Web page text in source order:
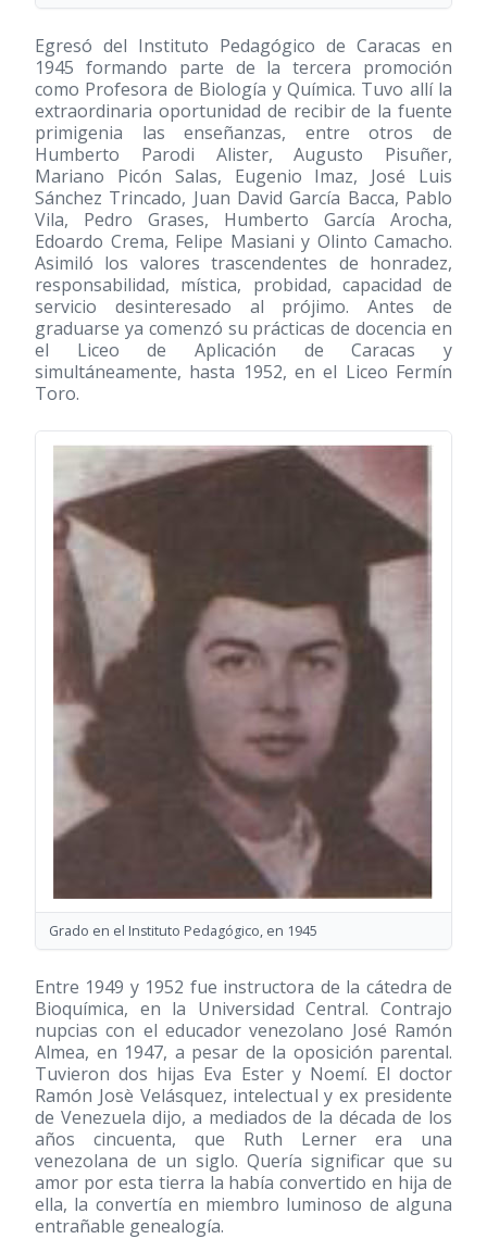
Egresó del Instituto Pedagógico de Caracas en
1945 formando parte de la tercera promoción
como Profesora de Biología y Química. Tuvo allí la
extraordinaria oportunidad de recibir de la fuente
primigenia las enseñanzas, entre otros de
Humberto Parodi Alister, Augusto Pisuñer,
Mariano Picón Salas, Eugenio Imaz, José Luis
Sánchez Trincado, Juan David García Bacca, Pablo
Vila, Pedro Grases, Humberto García Arocha,
Edoardo Crema, Felipe Masiani y Olinto Camacho.
Asimiló los valores trascendentes de honradez,
responsabilidad, mística, probidad, capacidad de
servicio desinteresado al prójimo. Antes de
graduarse ya comenzó su prácticas de docencia en
el Liceo de Aplicación de Caracas y
simultáneamente, hasta 1952, en el Liceo Fermín
Toro.
Grado en el Instituto Pedagógico, en 1945
Entre 1949 y 1952 fue instructora de la cátedra de
Bioquímica, en la Universidad Central. Contrajo
nupcias con el educador venezolano José Ramón
Almea, en 1947, a pesar de la oposición parental.
Tuvieron dos hijas Eva Ester y Noemí. El doctor
Ramón Josè Velásquez, intelectual y ex presidente
de Venezuela dijo, a mediados de la década de los
años cincuenta, que Ruth Lerner era una
venezolana de un siglo. Quería significar que su
amor por esta tierra la había convertido en hija de
ella, la convertía en miembro luminoso de alguna
entrañable genealogía.